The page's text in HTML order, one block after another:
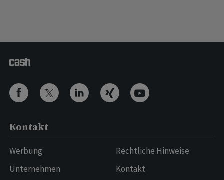
Kontakt
Werbung
Unternehmen
Rechtliche Hinweise
Kontakt